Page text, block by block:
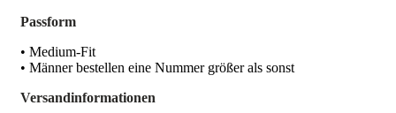
Passform
• Medium-Fit
• Männer bestellen eine Nummer größer als sonst
Versandinformationen